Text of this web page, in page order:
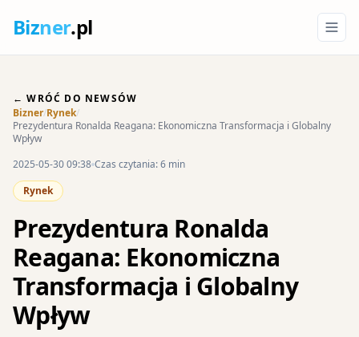
Bizner.pl
← WRÓĆ DO NEWSÓW
Bizner/Rynek/
Prezydentura Ronalda Reagana: Ekonomiczna Transformacja i Globalny
Wpływ
2025-05-30 09:38 Czas czytania: 6 min
Rynek
Prezydentura Ronalda
Reagana: Ekonomiczna
Transformacja i Globalny
Wpływ